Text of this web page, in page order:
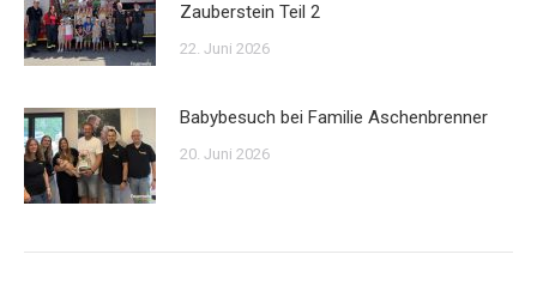
Zauberstein Teil 2
22. Juni 2026
Babybesuch bei Familie Aschenbrenner
20. Juni 2026